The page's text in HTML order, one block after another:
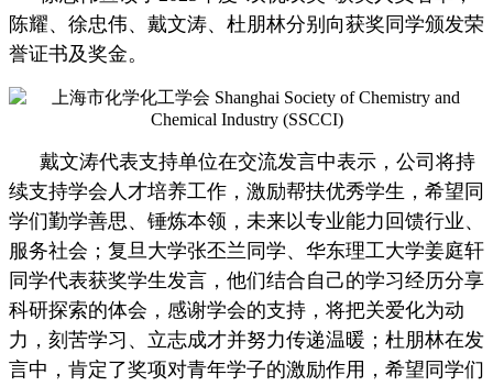
陈耀、徐忠伟、戴文涛、杜朋林分别向获奖同学颁发荣
誉证书及奖金。
戴文涛代表支持单位在交流发言中表示，公司将持
续支持学会人才培养工作，激励帮扶优秀学生，希望同
学们勤学善思、锤炼本领，未来以专业能力回馈行业、
服务社会；复旦大学张丕兰同学、华东理工大学姜庭轩
同学代表获奖学生发言，他们结合自己的学习经历分享
科研探索的体会，感谢学会的支持，将把关爱化为动
力，刻苦学习、立志成才并努力传递温暖；杜朋林在发
言中，肯定了奖项对青年学子的激励作用，希望同学们